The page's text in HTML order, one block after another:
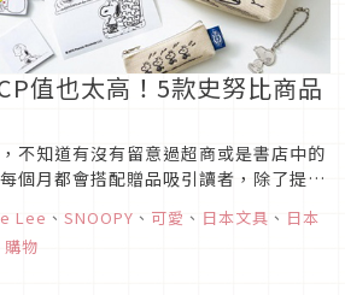
值也太高！5款史努比商品
不知道有沒有留意過超商或是書店中的
個月都會搭配贈品吸引讀者，除了提
品外，偶爾可以看到贈品比雜誌本身價
月號，就是小編近期看到最超值的一本
Lee 、 SNOOPY 、 可愛 、 日本文具 、 日本
購物